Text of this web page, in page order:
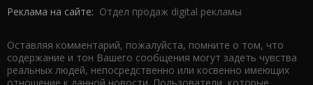
Реклама на сайте: Отдел продаж digital рекламы
Оставляя комментарий, пожалуйста, помните о том, что
содержание и тон Вашего сообщения могут задеть чувства
реальных людей, непосредственно или косвенно имеющих